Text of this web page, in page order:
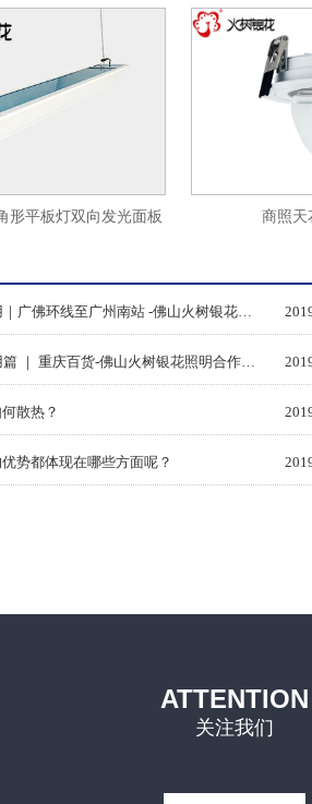
板灯双向发光面板
灯ds33
商照天花
站厅照明应用｜广佛环线至广州南站 -佛山火树银花照明
商超照明应用篇 ｜ 重庆百货-佛山火树银花照明合作历程
散热？
势都体现在哪些方面呢？
ATTENTION
关注我们